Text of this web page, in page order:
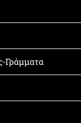
Γράμματα